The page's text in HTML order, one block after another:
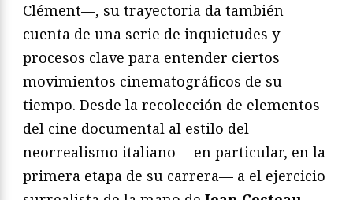
Clément—, su trayectoria da también
cuenta de una serie de inquietudes y
procesos clave para entender ciertos
movimientos cinematográficos de su
tiempo. Desde la recolección de elementos
del cine documental al estilo del
neorrealismo italiano —en particular, en la
primera etapa de su carrera— a el ejercicio